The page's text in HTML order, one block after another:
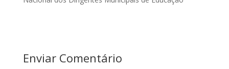
Enviar Comentário